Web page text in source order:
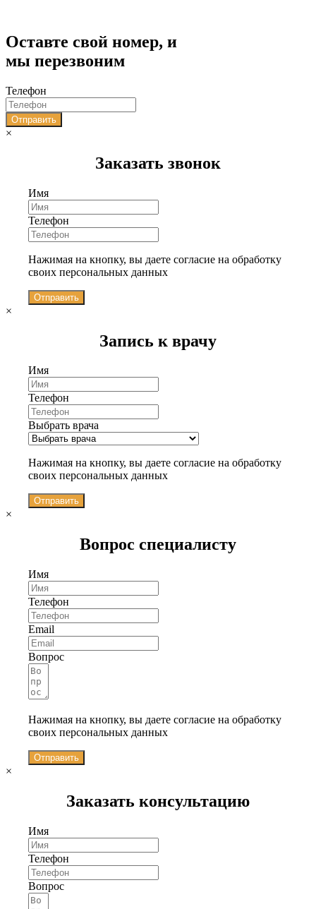
Оставте свой номер, и
мы перезвоним
Телефон
Отправить
×
Заказать звонок
Имя
Телефон
Нажимая на кнопку, вы даете согласие на обработку
своих персональных данных
Отправить
×
Запись к врачу
Имя
Телефон
Выбрать врача
Нажимая на кнопку, вы даете согласие на обработку
своих персональных данных
Отправить
×
Вопрос специалисту
Имя
Телефон
Email
Вопрос
Нажимая на кнопку, вы даете согласие на обработку
своих персональных данных
Отправить
×
Заказать консультацию
Имя
Телефон
Вопрос